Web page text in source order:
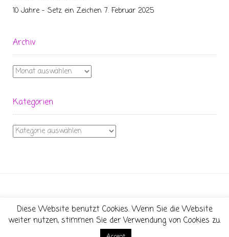
10 Jahre – Setz ein Zeichen 7. Februar 2025
Archiv
Archiv
Kategorien
Kategorien
Theme:Conicaby Kaira
Diese Website benutzt Cookies. Wenn Sie die Website
weiter nutzen, stimmen Sie der Verwendung von Cookies zu.